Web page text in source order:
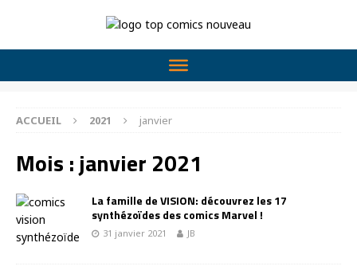
ACCUEIL 2021 janvier
Mois :janvier 2021
La famille de VISION: découvrez les 17
synthézoïdes des comics Marvel !
31 janvier 2021 JB